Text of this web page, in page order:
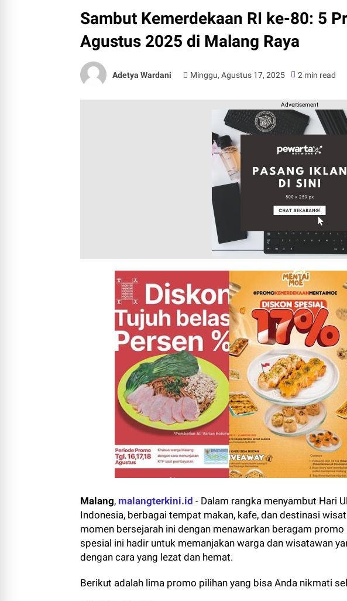
Sambut Kemerdekaan RI ke-80: 5
Agustus 2025 di Malang Raya
Adetya Wardani Minggu, Agustus 17, 2025 2 min read
Advertisement
Malang, malangterkini.id - Dalam rangka menyambut Hari
Indonesia, berbagai tempat makan, kafe, dan destinasi
momen bersejarah ini dengan menawarkan beragam
spesial ini hadir untuk memanjakan warga dan wisatawan
dengan cara yang lezat dan hemat.
Berikut adalah lima promo pilihan yang bisa Anda nikmati